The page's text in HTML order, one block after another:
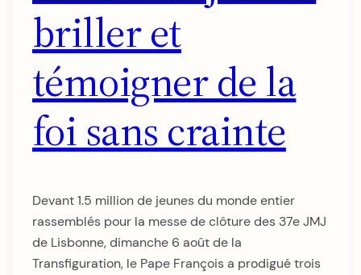
briller et
témoigner de la
foi sans crainte
Devant 1.5 million de jeunes du monde entier
rassemblés pour la messe de clôture des 37e JMJ
de Lisbonne, dimanche 6 août de la
Transfiguration, le Pape François a prodigué trois